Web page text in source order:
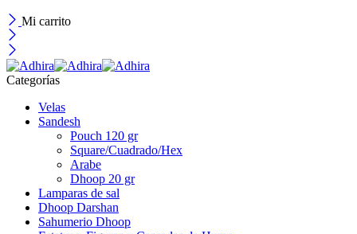
Mi carrito
Categorías
Velas
Sandesh
Pouch 120 gr
Square/Cuadrado/Hex
Arabe
Dhoop 20 gr
Lamparas de sal
Dhoop Darshan
Sahumerio Dhoop